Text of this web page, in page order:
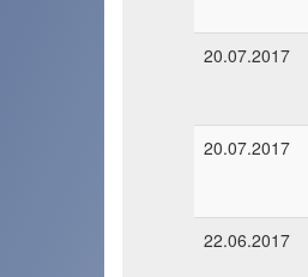
20.07.2017
20.07.2017
22.06.2017